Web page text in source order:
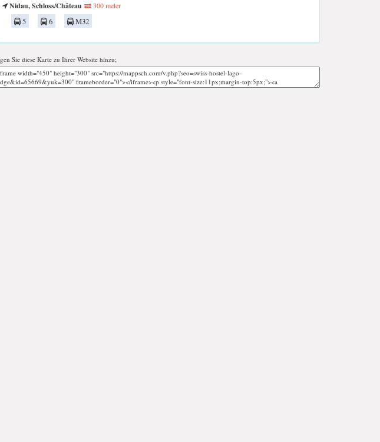
Nidau, Schloss/Château
300 meter
5 6 M32
Sie diese Karte zu Ihrer Website hinzu;